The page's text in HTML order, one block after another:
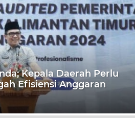
Kepala Daerah Perlu
Efisiensi Anggaran